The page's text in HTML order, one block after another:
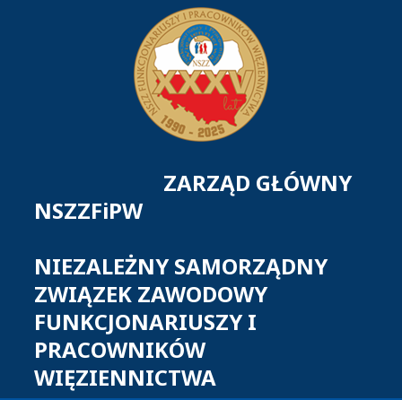
ZARZĄD GŁÓWNY
NSZZFiPW
NIEZALEŻNY SAMORZĄDNY
ZWIĄZEK ZAWODOWY
FUNKCJONARIUSZY I
PRACOWNIKÓW
WIĘZIENNICTWA